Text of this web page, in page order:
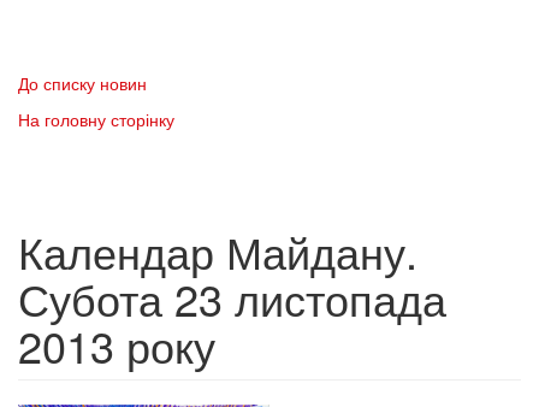
До списку новин
На головну сторінку
Календар Майдану.
Субота 23 листопада
2013 року